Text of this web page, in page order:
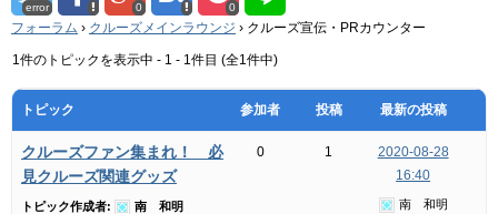
error 0 0
フォーラム › クルーズメインラウンジ › クルーズ宣伝・PRカウンター
1件のトピックを表示中 - 1 - 1件目 (全1件中)
トピック 参加者 投稿 最新の投稿
クルーズファン集まれ！ 必
見クルーズ関連グッズ
トピック作成者: 南 和明
0 1
2020-08-28
16:40
南 和明